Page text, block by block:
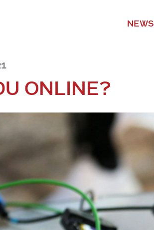
NEWS
ONLINE?